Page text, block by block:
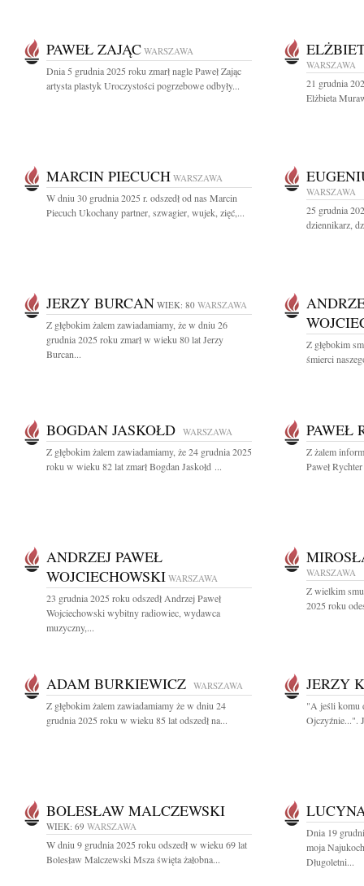
PAWEŁ ZAJĄC WARSZAWA
Dnia 5 grudnia 2025 roku zmarł nagle Paweł Zając
artysta plastyk Uroczystości pogrzebowe odbyły...
WARSZAWA
21 grudnia
Elżbieta
MARCIN PIECUCH WARSZAWA
W dniu 30 grudnia 2025 r. odszedł od nas Marcin
Piecuch Ukochany partner, szwagier, wujek, zięć,...
WARSZAWA
25 grudnia
dziennikarz,
JERZY BURCAN WIEK: 80 WARSZAWA
Z głębokim żalem zawiadamiamy, że w dniu 26
grudnia 2025 roku zmarł w wieku 80 lat Jerzy
Burcan...
Z głębokim
śmierci
BOGDAN JASKOŁD WARSZAWA
Z głębokim żalem zawiadamiamy, że 24 grudnia 2025
roku w wieku 82 lat zmarł Bogdan Jaskołd ...
PAWEŁ
Z żalem
Paweł
ANDRZEJ PAWEŁ
WOJCIECHOWSKI WARSZAWA
23 grudnia 2025 roku odszedł Andrzej Paweł
Wojciechowski wybitny radiowiec, wydawca
muzyczny,...
WARSZAWA
Z wielkim
2025 roku
ADAM BURKIEWICZ WARSZAWA
Z głębokim żalem zawiadamiamy że w dniu 24
grudnia 2025 roku w wieku 85 lat odszedł na...
JERZY
"A jeśli komu
Ojczyźnie...".
BOLESŁAW MALCZEWSKI
WIEK: 69 WARSZAWA
W dniu 9 grudnia 2025 roku odszedł w wieku 69 lat
Bolesław Malczewski Msza święta żałobna...
Dnia 19
moja
Długoletni...